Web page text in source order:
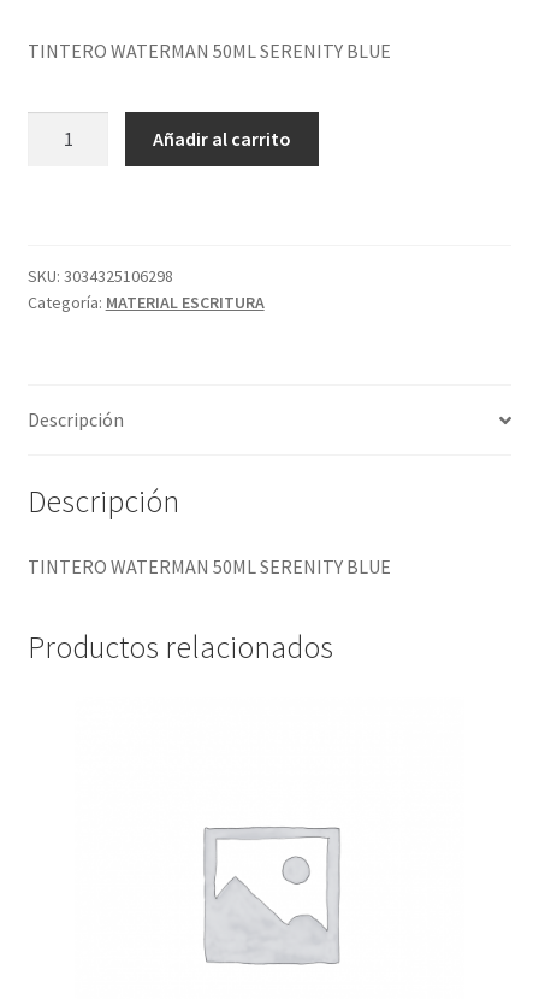
TINTERO WATERMAN 50ML SERENITY BLUE
cantidad
Añadir al carrito
SKU: 3034325106298
Categoría: MATERIAL ESCRITURA
Descripción
Descripción
TINTERO WATERMAN 50ML SERENITY BLUE
Productos relacionados